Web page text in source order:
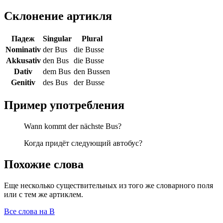
Склонение артикля
Падеж Singular
Plural
Nominativ der Bus
die Busse
Akkusativ den Bus die Busse
Dativ
dem Bus den Bussen
Genitiv
des Bus der Busse
Пример употребления
Wann kommt der nächste Bus?
Когда придёт следующий автобус?
Похожие слова
Еще несколько существительных из того же словарного поля
или с тем же артиклем.
Все слова на B